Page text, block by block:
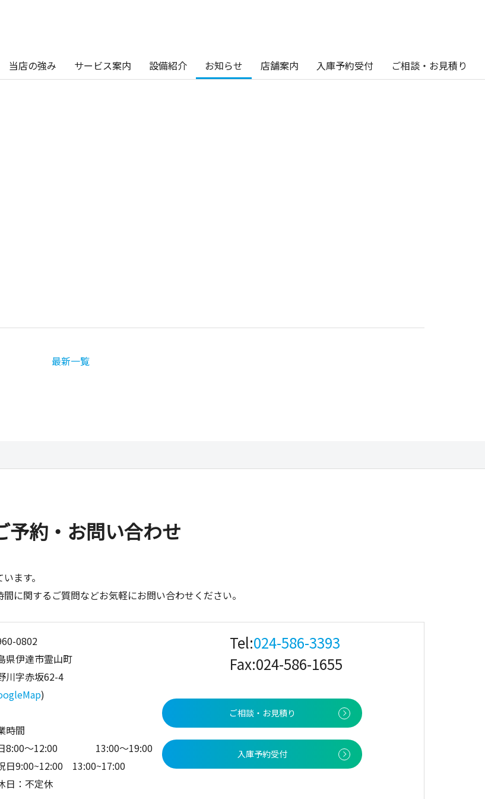
当店の強み サービス案内 設備紹介 お知らせ 店舗案内 入庫予約受付 ご相談・お見積り
最新一覧
予約・お問い合わせ
ます。
に関するご質問などお気軽にお問い合わせください。
0802
県伊達市霊山町
川字赤坂62-4
)
時間
8:00～12:00 13:00〜19:00
日9:00~12:00 13:00~17:00
日：不定休
Tel:024-586-3393
Fax:024-586-1655
ご相談・お見積り
入庫予約受付